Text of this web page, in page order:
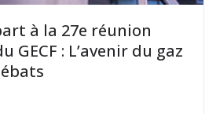
à la 27e réunion
GECF : L’avenir du gaz